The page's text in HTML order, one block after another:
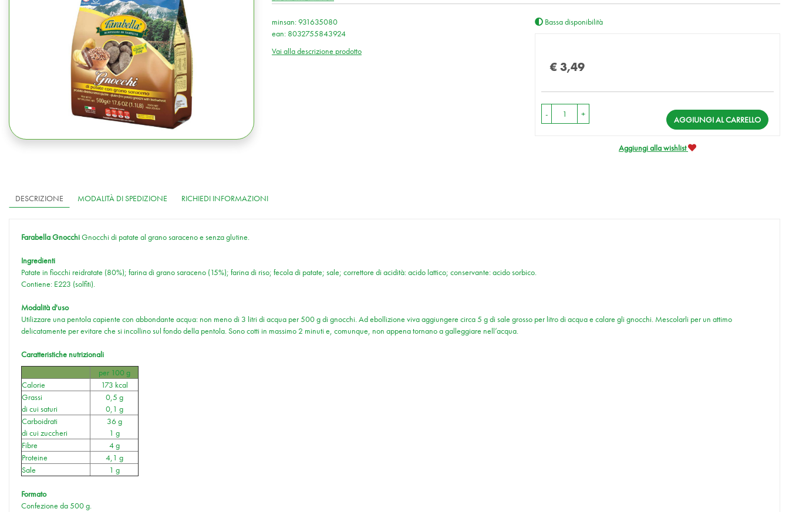
minsan: 931635080
ean: 8032755843924
Vai alla descrizione prodotto
Bassa disponibilità
€ 3,49
- +
AGGIUNGI AL CARRELLO
Aggiungi alla wishlist
DESCRIZIONE MODALITÀ DI SPEDIZIONE RICHIEDI INFORMAZIONI
Farabella GnocchiGnocchi di patate al grano saraceno e senza glutine.
Ingredienti
Patate in fiocchi reidratate (80%); farina di grano saraceno (15%); farina di riso; fecola di patate; sale; correttore di acidità: acido lattico; conservante: acido sorbico.
Contiene: E223 (solfiti).
Modalità d'uso
Utilizzare una pentola capiente con abbondante acqua: non meno di 3 litri di acqua per 500 g di gnocchi. Ad ebollizione viva aggiungere circa 5 g di sale grosso per litro di acqua e calare gli gnocchi. Mescolarli per un attimo
delicatamente per evitare che si incollino sul fondo della pentola. Sono cotti in massimo 2 minuti e, comunque, non appena tornano a galleggiare nell’acqua.
Caratteristiche nutrizionali
per 100 g
Calorie
173 kcal
Grassi
di cui saturi
0,5 g
0,1 g
Carboidrati
di cui zuccheri
36 g
1 g
Fibre
4 g
Proteine
4,1 g
Sale
1 g
Formato
Confezione da 500 g.